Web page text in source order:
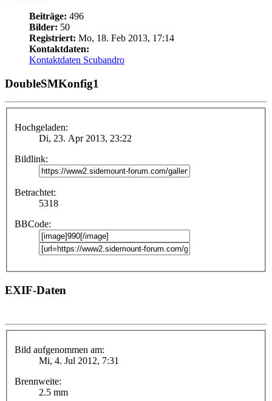
Beiträge: 496
Bilder: 50
Registriert: Mo, 18. Feb 2013, 17:14
Kontaktdaten:
Kontaktdaten Scubandro
DoubleSMKonfig1
Hochgeladen:
Di, 23. Apr 2013, 23:22
Bildlink:
Betrachtet:
5318
BBCode:
EXIF-Daten
Bild aufgenommen am:
Mi, 4. Jul 2012, 7:31
Brennweite:
2.5 mm